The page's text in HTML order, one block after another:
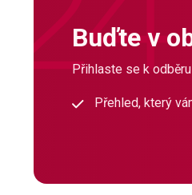
Buďte v
Přihlaste se k
Přehled, který